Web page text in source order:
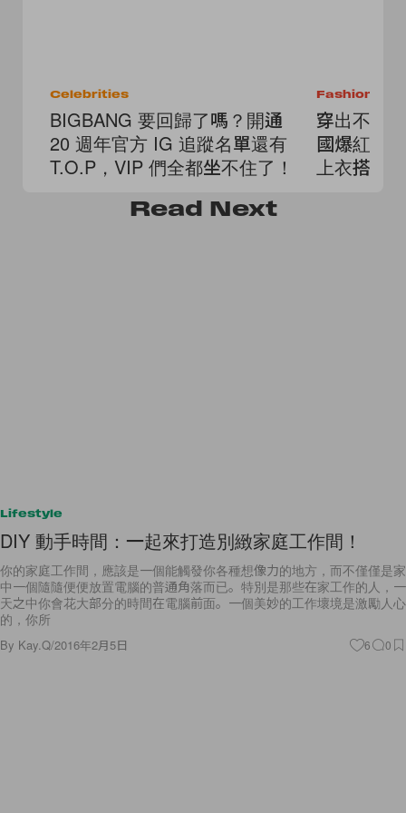
Celebrities
BIGBANG 要回歸了嗎？開通
20 週年官方 IG 追蹤名單還有
T.O.P，VIP 們全都坐不住了！
Fashion
穿出不撞
國爆紅小
上衣搭也
Read Next
Lifestyle
DIY 動手時間：一起來打造別緻家庭工作間！
你的家庭工作間，應該是一個能觸發你各種想像力的地方，而不僅僅是家
中一個隨隨便便放置電腦的普通角落而已。特別是那些在家工作的人，一
天之中你會花大部分的時間在電腦前面。一個美妙的工作壞境是激勵人心
的，你所
By Kay.Q/2016年2月5日 6 0